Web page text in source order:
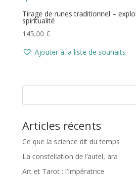
Tirage de runes traditionnel –
spiritualité
145,00 €
Ajouter à la liste de souhaits
Articles récents
Ce que la science dit du temps
La constellation de l’autel, ara
Art et Tarot : l’Impératrice